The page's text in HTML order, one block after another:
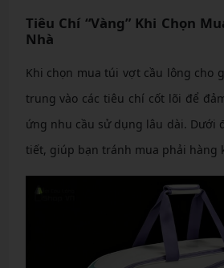
Tiêu Chí “Vàng” Khi Chọn
Nhà
Khi chọn mua túi vợt cầu lông cho
trung vào các tiêu chí cốt lõi để
ứng nhu cầu sử dụng lâu dài. Dưới
tiết, giúp bạn tránh mua phải hàng